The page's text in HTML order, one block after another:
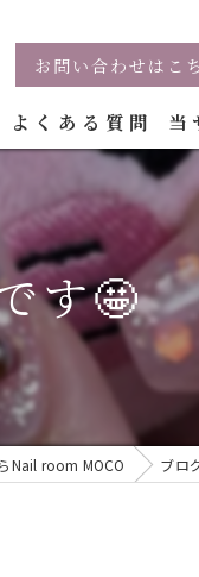
お問い合わせはこ
よくある質問 当
す🤩
Nail room MOCO ブロ